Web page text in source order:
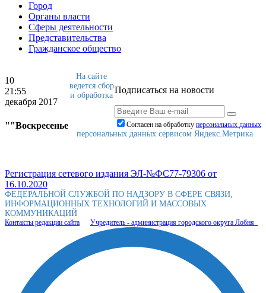
Город
Органы власти
Сферы деятельности
Представительства
Гражданское общество
10
21:55
декабря 2017
""Воскресенье
Подписаться на новости
Согласен на обработку персональныx данных
На сайте
ведется сбор
и обработка
персональных данных сервисом Яндекс.Метрика
Регистрация сетевого издания ЭЛ-№ФС77-79306 от
16.10.2020
ФЕДЕРАЛЬНОЙ СЛУЖБОЙ ПО НАДЗОРУ В СФЕРЕ СВЯЗИ,
ИНФОРМАЦИОННЫХ ТЕХНОЛОГИЙ И МАССОВЫХ
КОММУНИКАЦИЙ
Контакты редакции сайта Учредитель - администрация городского округа Лобня